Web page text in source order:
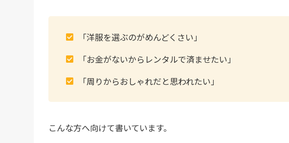
「洋服を選ぶのがめんどくさい」
「お金がないからレンタルで済ませたい」
「周りからおしゃれだと思われたい」
こんな方へ向けて書いています。